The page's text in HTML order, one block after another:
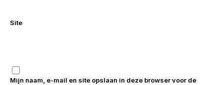
Site
Mijn naam, e-mail en site opslaan in deze browser voor de